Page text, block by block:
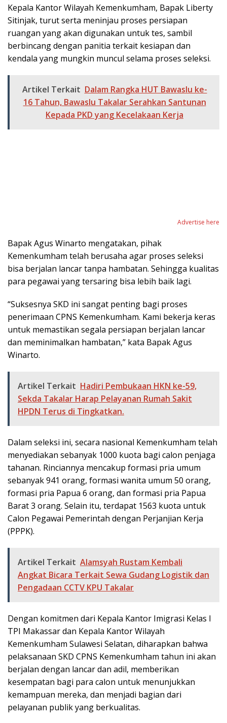
Kepala Kantor Wilayah Kemenkumham, Bapak Liberty
Sitinjak, turut serta meninjau proses persiapan
ruangan yang akan digunakan untuk tes, sambil
berbincang dengan panitia terkait kesiapan dan
kendala yang mungkin muncul selama proses seleksi.
Artikel Terkait Dalam Rangka HUT Bawaslu ke-
16 Tahun, Bawaslu Takalar Serahkan Santunan
Kepada PKD yang Kecelakaan Kerja
Advertise here
Bapak Agus Winarto mengatakan, pihak
Kemenkumham telah berusaha agar proses seleksi
bisa berjalan lancar tanpa hambatan. Sehingga kualitas
para pegawai yang tersaring bisa lebih baik lagi.
“Suksesnya SKD ini sangat penting bagi proses
penerimaan CPNS Kemenkumham. Kami bekerja keras
untuk memastikan segala persiapan berjalan lancar
dan meminimalkan hambatan,” kata Bapak Agus
Winarto.
Artikel Terkait Hadiri Pembukaan HKN ke-59,
Sekda Takalar Harap Pelayanan Rumah Sakit
HPDN Terus di Tingkatkan.
Dalam seleksi ini, secara nasional Kemenkumham telah
menyediakan sebanyak 1000 kuota bagi calon penjaga
tahanan. Rinciannya mencakup formasi pria umum
sebanyak 941 orang, formasi wanita umum 50 orang,
formasi pria Papua 6 orang, dan formasi pria Papua
Barat 3 orang. Selain itu, terdapat 1563 kuota untuk
Calon Pegawai Pemerintah dengan Perjanjian Kerja
(PPPK).
Artikel Terkait Alamsyah Rustam Kembali
Angkat Bicara Terkait Sewa Gudang Logistik dan
Pengadaan CCTV KPU Takalar
Dengan komitmen dari Kepala Kantor Imigrasi Kelas I
TPI Makassar dan Kepala Kantor Wilayah
Kemenkumham Sulawesi Selatan, diharapkan bahwa
pelaksanaan SKD CPNS Kemenkumham tahun ini akan
berjalan dengan lancar dan adil, memberikan
kesempatan bagi para calon untuk menunjukkan
kemampuan mereka, dan menjadi bagian dari
pelayanan publik yang berkualitas.